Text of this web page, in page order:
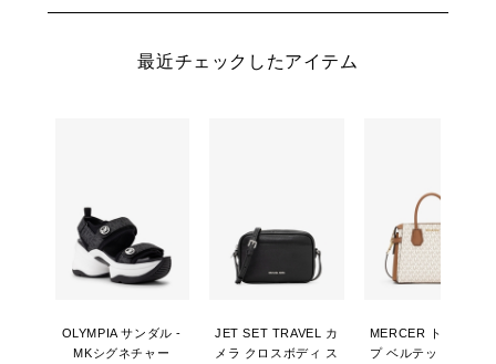
最近チェックしたアイテム
OLYMPIA サンダル -
MKシグネチャー
JET SET TRAVEL カ
メラ クロスボディ ス
MERCER トップジッ
プ ベルテッド サッチ